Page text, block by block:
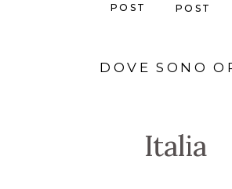
POST
POST
DOVE SONO
Italia